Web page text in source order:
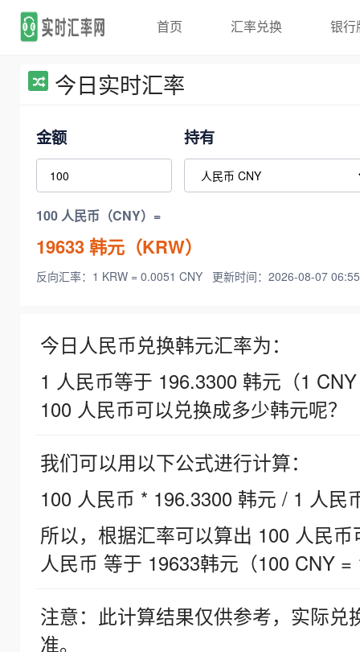
首页 汇率兑换 银行
今日实时汇率
金额 持有
100 人民币（CNY）=
19633韩元（KRW）
反向汇率：1 KRW = 0.0051 CNY 更新时间：2026-08-07
今日人民币兑换韩元汇率为：
1 人民币等于 196.3300 韩元（1
100 人民币可以兑换成多少韩元呢？
我们可以用以下公式进行计算：
100 人民币 * 196.3300 韩元 / 1 人民
所以，根据汇率可以算出 100 人民
人民币 等于 19633韩元（100 CNY =
注意：此计算结果仅供参考，实际
准。